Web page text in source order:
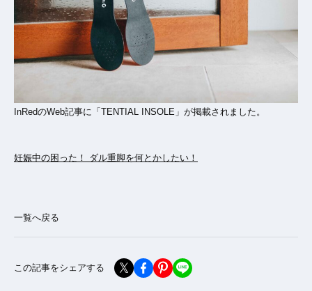
InRedのWeb記事に「TENTIAL INSOLE」が掲載されました。
妊娠中の困った！ ダル重脚を何とかしたい！
一覧へ戻る
この記事をシェアする